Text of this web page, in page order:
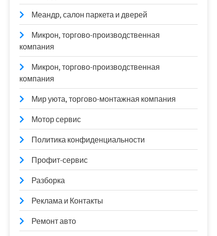
Меандр, салон паркета и дверей
Микрон, торгово-производственная
компания
Микрон, торгово-производственная
компания
Мир уюта, торгово-монтажная компания
Мотор сервис
Политика конфиденциальности
Профит-сервис
Разборка
Реклама и Контакты
Ремонт авто